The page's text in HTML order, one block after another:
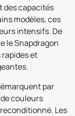
des capacités
modèles, ces
intensifs. De
le Snapdragon
et
par
couleurs
Les